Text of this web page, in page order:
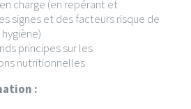
charge (en repérant et
signes et des facteurs risque de
principes sur les
nutritionnelles
: